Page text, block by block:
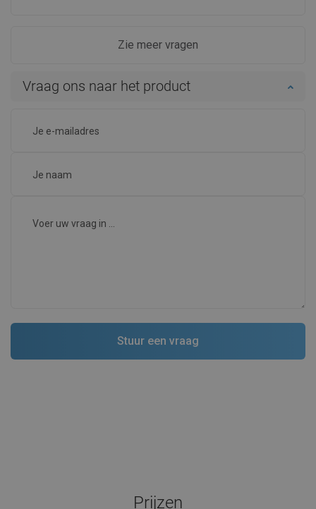
Zie meer vragen
Vraag ons naar het product
Prijzen